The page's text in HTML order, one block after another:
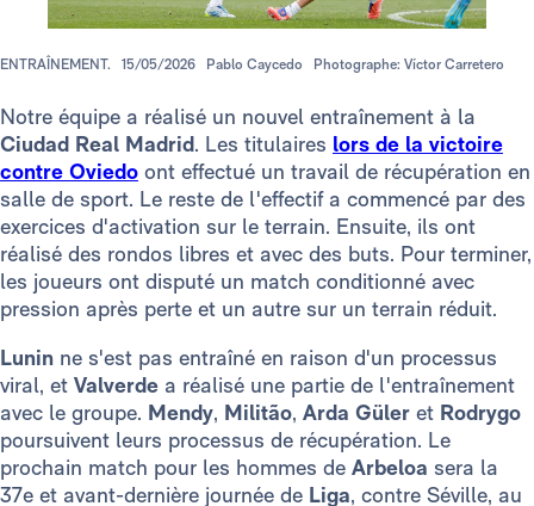
ENTRAÎNEMENT. 15/05/2026 Pablo Caycedo Photographe: Víctor Carretero
Notre équipe a réalisé un nouvel entraînement à la
Ciudad Real Madrid. Les titulaires lors de la victoire
contre Oviedo ont effectué un travail de récupération en
salle de sport. Le reste de l'effectif a commencé par des
exercices d'activation sur le terrain. Ensuite, ils ont
réalisé des rondos libres et avec des buts. Pour terminer,
les joueurs ont disputé un match conditionné avec
pression après perte et un autre sur un terrain réduit.
Lunin ne s'est pas entraîné en raison d'un processus
viral, et Valverde a réalisé une partie de l'entraînement
avec le groupe. Mendy, Militão, Arda Güler et Rodrygo
poursuivent leurs processus de récupération. Le
prochain match pour les hommes de Arbeloa sera la
37e et avant-dernière journée de Liga, contre Séville, au